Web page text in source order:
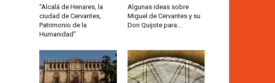
“Alcalá de Henares, la
ciudad de Cervantes,
Patrimonio de la
Humanidad”
Algunas ideas sobre
Miguel de Cervantes y su
Don Quijote para...